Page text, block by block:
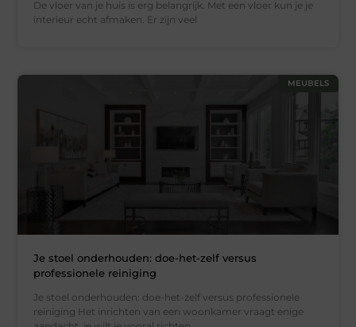
De vloer van je huis is erg belangrijk. Met een vloer kun je je
interieur echt afmaken. Er zijn veel
MEUBELS
Je stoel onderhouden: doe-het-zelf versus
professionele reiniging
Je stoel onderhouden: doe-het-zelf versus professionele
reiniging Het inrichten van een woonkamer vraagt ​​enige